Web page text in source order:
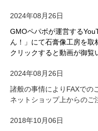
2024年08月26日
GMOペパボが運営する
ん！」にて石膏像工房を取
クリックすると動画が御覧
2024年08月26日
諸般の事情によりFAXでの
ネットショップ上からのご
2018年10月06日